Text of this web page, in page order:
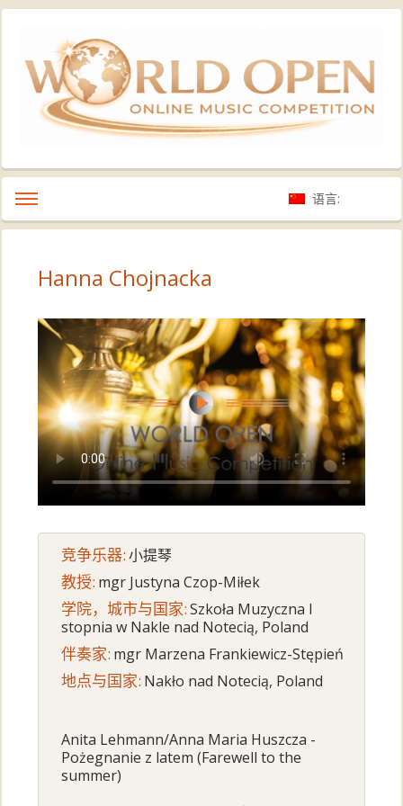
语言:
Hanna Chojnacka
竞争乐器:小提琴
教授: mgr Justyna Czop-Miłek
学院，城市与国家:Szkoła Muzyczna I
stopnia w Nakle nad Notecią, Poland
伴奏家: mgr Marzena Frankiewicz-Stępień
地点与国家: Nakło nad Notecią, Poland
Anita Lehmann/Anna Maria Huszcza -
Pożegnanie z latem (Farewell to the
summer)